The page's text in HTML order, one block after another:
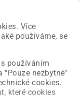
Více
používáme, se
používáním
"Pouze nezbytné"
cookies.
které cookies
ji opravujeme.
stránku.
strana